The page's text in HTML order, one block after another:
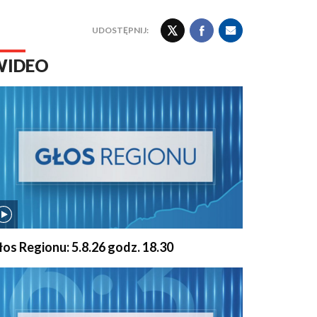
UDOSTĘPNIJ:
Regionu: 5.8.26 godz. 18.30